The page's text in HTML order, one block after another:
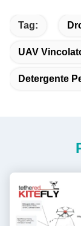
Tag:
UAV
Detergente